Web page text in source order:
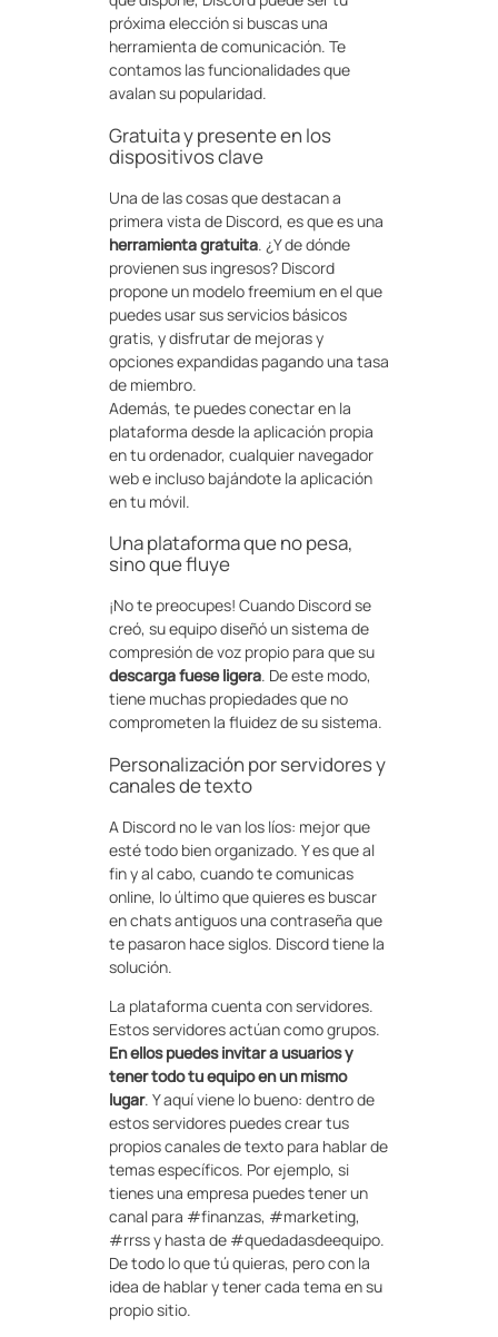
próxima elección si buscas una
herramienta de comunicación. Te
contamos las funcionalidades que
avalan su popularidad.
Gratuita y presente en los
dispositivos clave
Una de las cosas que destacan a
primera vista de Discord, es que es una
herramienta gratuita. ¿Y de dónde
provienen sus ingresos? Discord
propone un modelo freemium en el que
puedes usar sus servicios básicos
gratis, y disfrutar de mejoras y
opciones expandidas pagando una tasa
de miembro.
Además, te puedes conectar en la
plataforma desde la aplicación propia
en tu ordenador, cualquier navegador
web e incluso bajándote la aplicación
en tu móvil.
Una plataforma que no pesa,
sino que fluye
¡No te preocupes! Cuando Discord se
creó, su equipo diseñó un sistema de
compresión de voz propio para que su
descarga fuese ligera. De este modo,
tiene muchas propiedades que no
comprometen la fluidez de su sistema.
Personalización por servidores y
canales de texto
A Discord no le van los líos: mejor que
esté todo bien organizado. Y es que al
fin y al cabo, cuando te comunicas
online, lo último que quieres es buscar
en chats antiguos una contraseña que
te pasaron hace siglos. Discord tiene la
solución.
La plataforma cuenta con servidores.
Estos servidores actúan como grupos.
En ellos puedes invitar a usuarios y
tener todo tu equipo en un mismo
lugar. Y aquí viene lo bueno: dentro de
estos servidores puedes crear tus
propios canales de texto para hablar de
temas específicos. Por ejemplo, si
tienes una empresa puedes tener un
canal para #finanzas, #marketing,
#rrss y hasta de #quedadasdeequipo.
De todo lo que tú quieras, pero con la
idea de hablar y tener cada tema en su
propio sitio.